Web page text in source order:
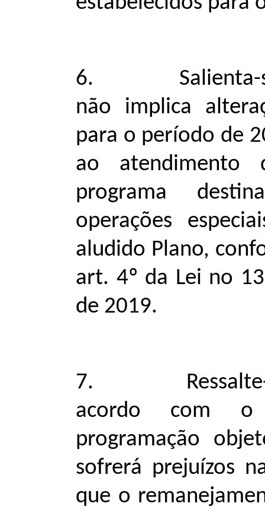
6. Salienta-se
não implica
para o período de
ao atendimento
programa
operações
aludido Plano,
art. 4º da Lei no
de 2019.
7. Ressalte-se,
acordo com o
programação
sofrerá prejuízos
que o